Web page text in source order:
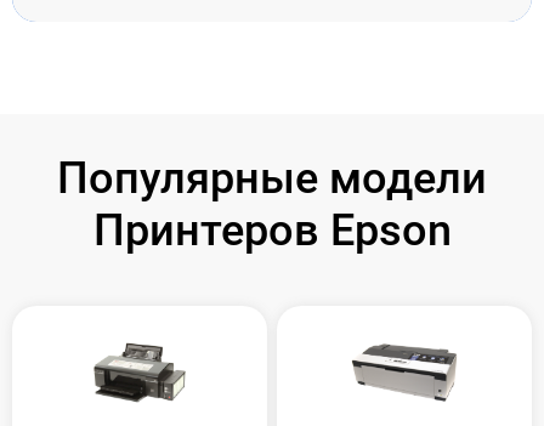
Популярные модели
Принтеров Epson